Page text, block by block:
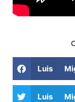
Luis
Luis